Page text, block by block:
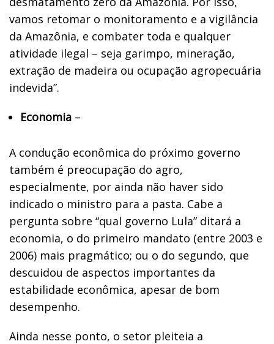
vamos retomar o monitoramento e a vigilância
da Amazônia, e combater toda e qualquer
atividade ilegal – seja garimpo, mineração,
extração de madeira ou ocupação agropecuária
indevida”.
Economia –
A condução econômica do próximo governo
também é preocupação do agro,
especialmente, por ainda não haver sido
indicado o ministro para a pasta. Cabe a
pergunta sobre “qual governo Lula” ditará a
economia, o do primeiro mandato (entre 2003 e
2006) mais pragmático; ou o do segundo, que
descuidou de aspectos importantes da
estabilidade econômica, apesar de bom
desempenho.
Ainda nesse ponto, o setor pleiteia a